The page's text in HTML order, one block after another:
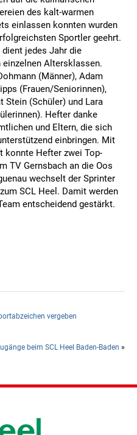
des kalt-warmen
einlassen konnten wurden
Sportler geehrt.
dient jedes Jahr die
Altersklassen.
(Männer), Adam
(Frauen/Seniorinnen),
Stein (Schüler) und Lara
Hefter danke
und Eltern, die sich
einbringen. Mit
konnte Hefter zwei Top-
TV Gernsbach an die Oos
wechselt der Sprinter
SCL Heel. Damit werden
entscheidend gestärkt.
vergeben
beim SCL Heel Baden-Baden »